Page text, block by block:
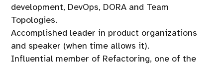
development, DevOps, DORA and Team
Topologies.
Accomplished leader in product organizations
and speaker (when time allows it).
Influential member of Refactoring, one of the